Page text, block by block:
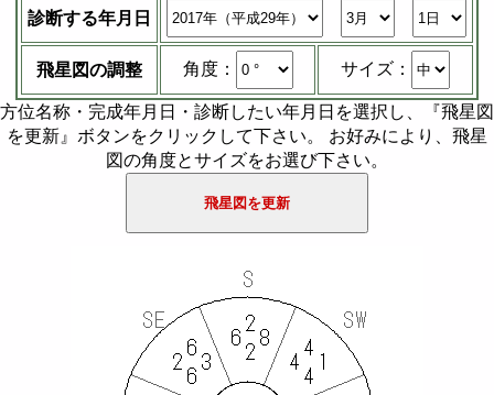
診断する年月日
飛星図の調整 角度： サイズ：
方位名称・完成年月日・診断したい年月日を選択し、『飛星図
を更新』ボタンをクリックして下さい。 お好みにより、飛星
図の角度とサイズをお選び下さい。